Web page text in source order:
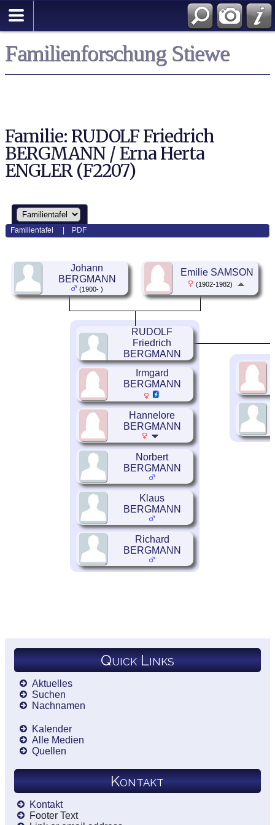
Familienforschung Stiewe
Familie: RUDOLF Friedrich
BERGMANN / Erna Herta
ENGLER (F2207)
Familientafel PDF
Johann
BERGMANN
(1900- )
Emilie SAMSON
(1902-1982)
Irmgard
BERGMANN
Hannelore
BERGMANN
Norbert
BERGMANN
Klaus
BERGMANN
Richard
BERGMANN
RUDOLF
Friedrich
BERGMANN
Quick Links
Aktuelles
Suchen
Nachnamen
Kalender
Alle Medien
Quellen
Kontakt
Kontakt
Footer Text